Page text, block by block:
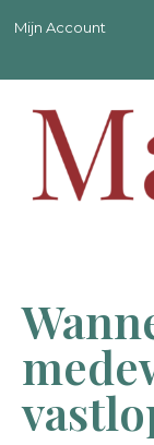
Mijn Account